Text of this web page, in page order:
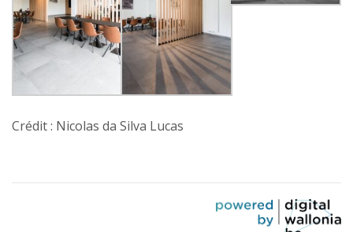
Crédit : Nicolas da Silva Lucas